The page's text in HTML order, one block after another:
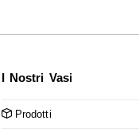
I Nostri Vasi
Prodotti